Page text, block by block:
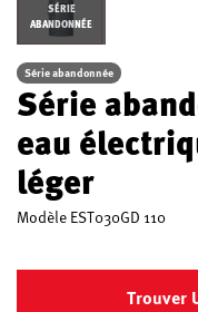
SÉRIE
ABANDONNÉE
Série abandonnée
Série
eau
léger
Modèle EST030GD 110
Trouver